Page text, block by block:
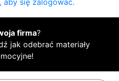
aby się zalogować.
firma?
jak odebrać materiały